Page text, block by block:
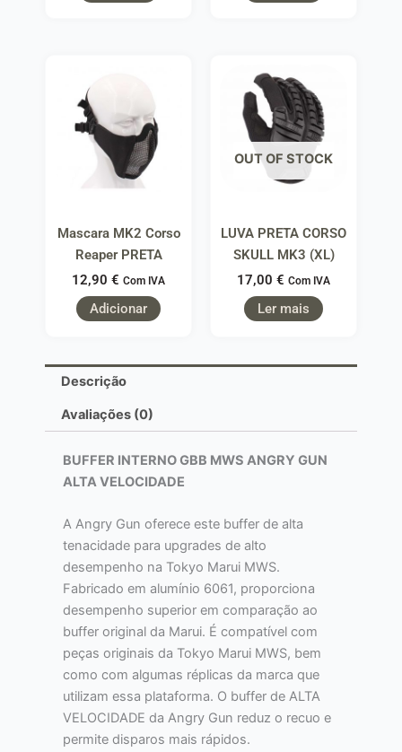
Mascara MK2 Corso
Reaper PRETA
12,90 € Com IVA
Adicionar
OUT OF STOCK
LUVA PRETA CORSO
SKULL MK3 (XL)
17,00 € Com IVA
Ler mais
Descrição
Avaliações (0)
BUFFER INTERNO GBB MWS ANGRY GUN
ALTA VELOCIDADE
A Angry Gun oferece este buffer de alta
tenacidade para upgrades de alto
desempenho na Tokyo Marui MWS.
Fabricado em alumínio 6061, proporciona
desempenho superior em comparação ao
buffer original da Marui. É compatível com
peças originais da Tokyo Marui MWS, bem
como com algumas réplicas da marca que
utilizam essa plataforma. O buffer de ALTA
VELOCIDADE da Angry Gun reduz o recuo e
permite disparos mais rápidos.